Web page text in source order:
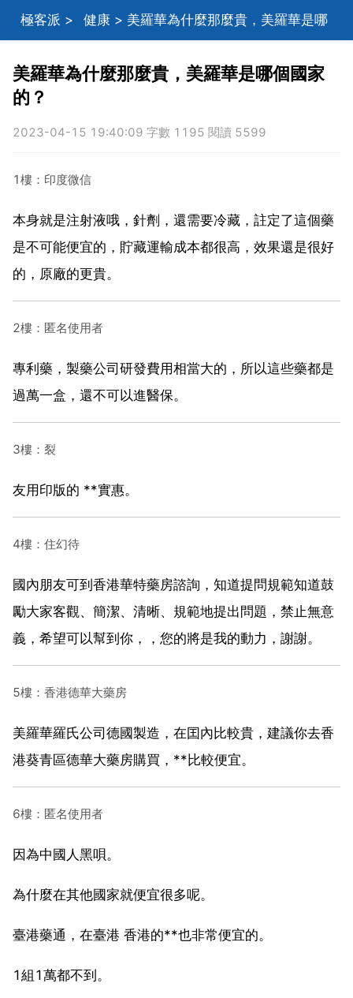
極客派 > 健康 > 美羅華為什麼那麼貴，美羅華是哪
個國家的？
美羅華為什麼那麼貴，美羅華是哪個國家
的？
2023-04-15 19:40:09 字數 1195 閱讀 5599
1樓：印度微信
本身就是注射液哦，針劑，還需要冷藏，註定了這個藥
是不可能便宜的，貯藏運輸成本都很高，效果還是很好
的，原廠的更貴。
2樓：匿名使用者
專利藥，製藥公司研發費用相當大的，所以這些藥都是
過萬一盒，還不可以進醫保。
3樓：裂
友用印版的 **實惠。
4樓：住幻待
國內朋友可到香港華特藥房諮詢，知道提問規範知道鼓
勵大家客觀、簡潔、清晰、規範地提出問題，禁止無意
義，希望可以幫到你，，您的將是我的動力，謝謝。
5樓：香港德華大藥房
美羅華羅氏公司德國製造，在囯內比較貴，建議你去香
港葵青區德華大藥房購買，**比較便宜。
6樓：匿名使用者
因為中國人黑唄。
為什麼在其他國家就便宜很多呢。
臺港藥通，在臺港 香港的**也非常便宜的。
1組1萬都不到。